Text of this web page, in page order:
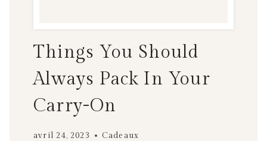
Things You Should
Always Pack In Your
Carry-On
avril 24, 2023 Cadeaux